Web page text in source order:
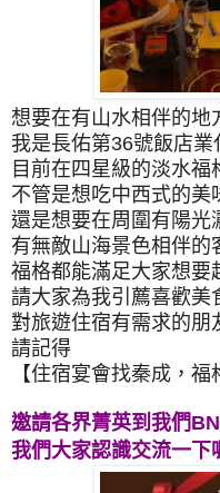
想要在有山水相伴的地
我是長佑第36號飯店業
目前在四星級的淡水福
不管是想吃中西式的美
還是想要在周圍有陽光
有無敵山海景色相伴的
福格都能滿足大家想要
請大家為我引薦喜歡美
對旅遊住宿有需求的朋
請記得
【住宿宴會找秦成，福
邀請各界菁英到我們
我們大家認識交流一下